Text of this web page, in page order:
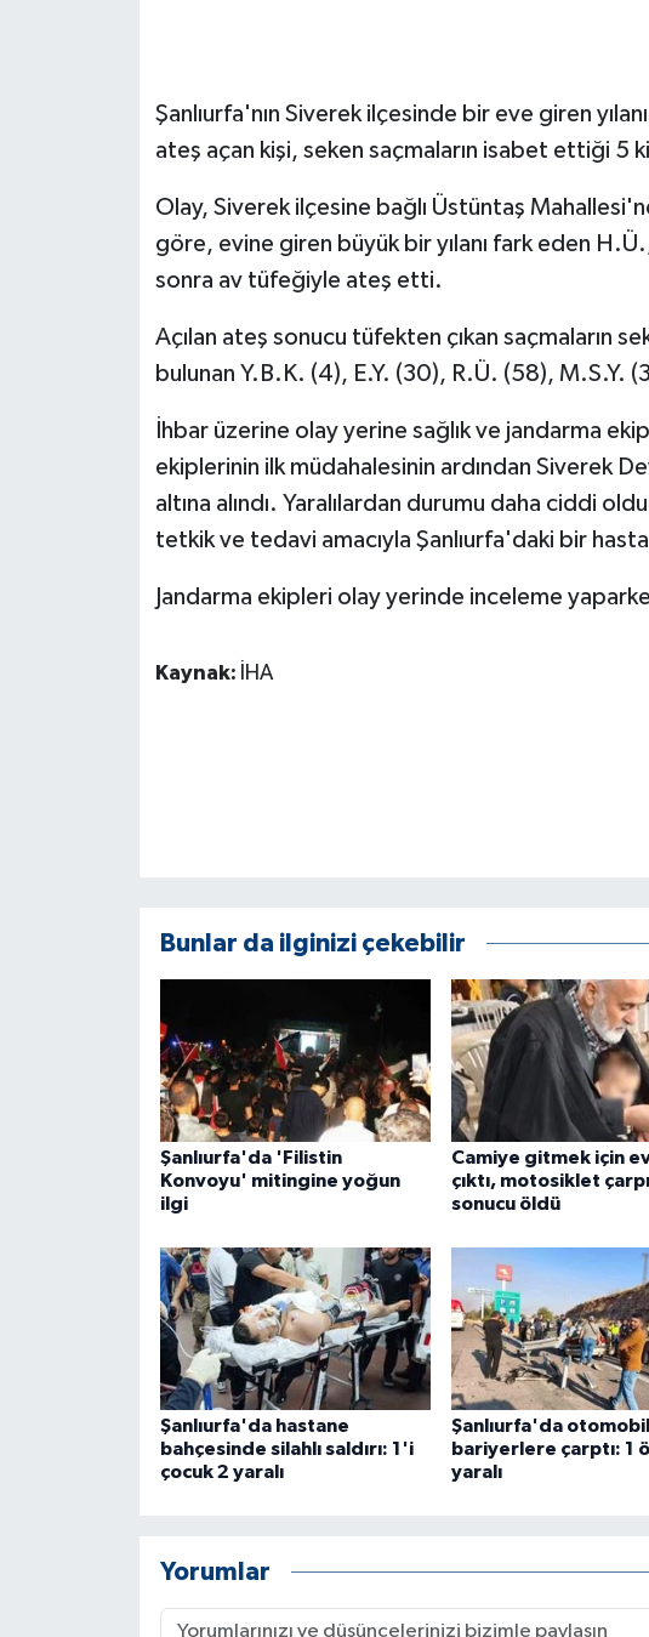
Şanlıurfa'nın Siverek ilçesinde bir eve giren
ateş açan kişi, seken saçmaların isabet ettiği 5
Olay, Siverek ilçesine bağlı Üstüntaş
göre, evine giren büyük bir yılanı fark eden H.Ü.,
sonra av tüfeğiyle ateş etti.
Açılan ateş sonucu tüfekten çıkan saçmaların
bulunan Y.B.K. (4), E.Y. (30), R.Ü. (58), M.S.Y.
İhbar üzerine olay yerine sağlık ve jandarma
ekiplerinin ilk müdahalesinin ardından Siverek
altına alındı. Yaralılardan durumu daha ciddi
tetkik ve tedavi amacıyla Şanlıurfa'daki bir
Jandarma ekipleri olay yerinde inceleme
Kaynak: İHA
Bunlar da ilginizi çekebilir
Şanlıurfa'da 'Filistin
Konvoyu' mitingine yoğun
ilgi
Camiye gitmek için
çıktı, motosiklet
sonucu öldü
Şanlıurfa'da hastane
bahçesinde silahlı saldırı: 1'i
çocuk 2 yaralı
Şanlıurfa'da otomobil
bariyerlere çarptı: 1
yaralı
Yorumlar
GÜNDEM
HABERDE İNSAN
İş Dünyası
Jandarma
KÜLTÜR SANAT
MAGAZİN
Otomobil
TEKNOLOJİ
ÜLKE GÜNDEMİ
Yerel Haberler